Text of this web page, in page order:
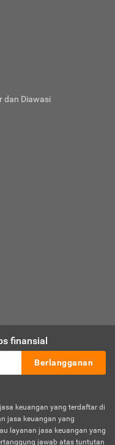
dan Diawasi
finansial
Berlangganan
keuangan yang terdaftar di
jasa keuangan yang
layanan jasa keuangan yang
jawab atas tuntutan